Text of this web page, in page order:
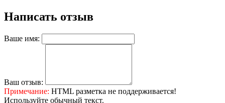
Написать отзыв
Ваше имя:
Ваш отзыв:
Примечание: HTML разметка не поддерживается!
Используйте обычный текст.